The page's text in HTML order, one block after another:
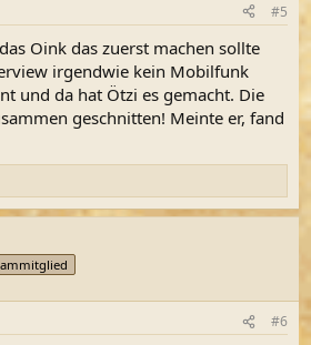
#5
Oink das zuerst machen sollte
irgendwie kein Mobilfunk
und da hat Ötzi es gemacht. Die
geschnitten! Meinte er, fand
#6